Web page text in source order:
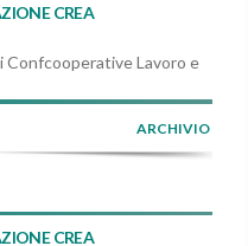
CREA
Confcooperative Lavoro e
ARCHIVIO
CREA